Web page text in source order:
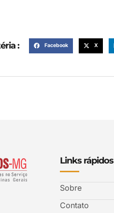
: Facebook X
Links rápidos
Sobre
Contato